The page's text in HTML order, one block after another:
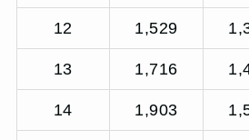
12 1,529
13 1,716
14 1,903